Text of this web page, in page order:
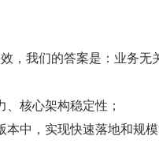
，我们的答案是：业务无
核心架构稳定性；
本中，实现快速落地和规